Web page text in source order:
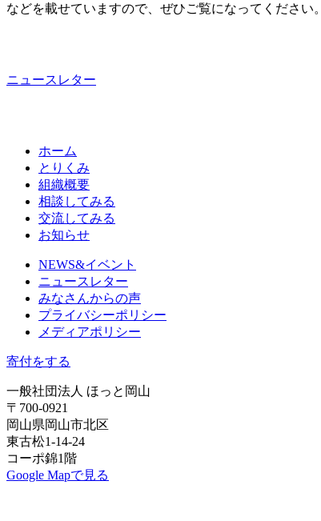
などを載せていますので、ぜひご覧になってください。
ニュースレター
ホーム
とりくみ
組織概要
相談してみる
交流してみる
お知らせ
NEWS&イベント
ニュースレター
みなさんからの声
プライバシーポリシー
メディアポリシー
寄付をする
一般社団法人 ほっと岡山
〒700-0921
岡山県岡山市北区
東古松1-14-24
コーポ錦1階
Google Mapで見る